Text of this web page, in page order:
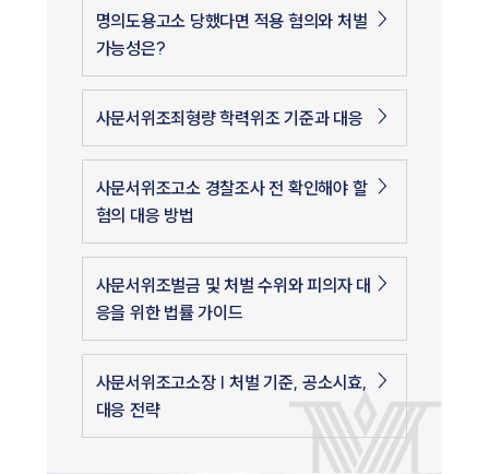
명의도용고소 당했다면 적용 혐의와 처벌
가능성은?
사문서위조죄형량 학력위조 기준과 대응
사문서위조고소 경찰조사 전 확인해야 할
혐의 대응 방법
사문서위조벌금 및 처벌 수위와 피의자 대
응을 위한 법률 가이드
사문서위조고소장 | 처벌 기준, 공소시효,
대응 전략